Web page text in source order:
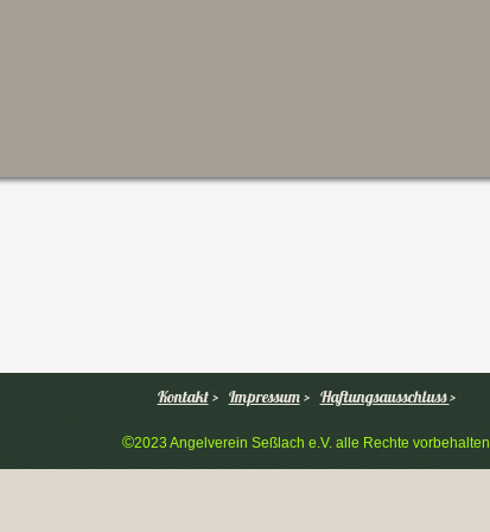
Kontakt> Impressum> Haftungsausschluss>
©2023 Angelverein Seßlach e.V. alle Rechte vorbehalten